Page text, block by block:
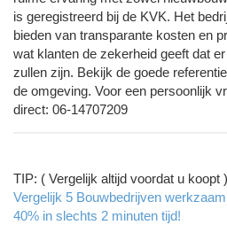
is geregistreerd bij de KVK. Het
bieden van transparante kosten en
wat klanten de zekerheid geeft dat
zullen zijn. Bekijk de goede
de omgeving. Voor een persoonlijk
direct: 06-14707209
TIP: ( Vergelijk altijd voordat u koopt )
Vergelijk 5 Bouwbedrijven
40% in slechts 2 minuten tijd!